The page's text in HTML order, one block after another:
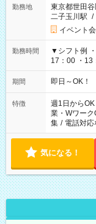
勤務地
東京都世田谷
二子玉川駅 /
イベント
勤務時間
▼シフト例
17：00 ・13：
仕事により
期間 即日～OK
特徴 週1日からOK
業・Wワーク
集 / 電話対応
気になる！